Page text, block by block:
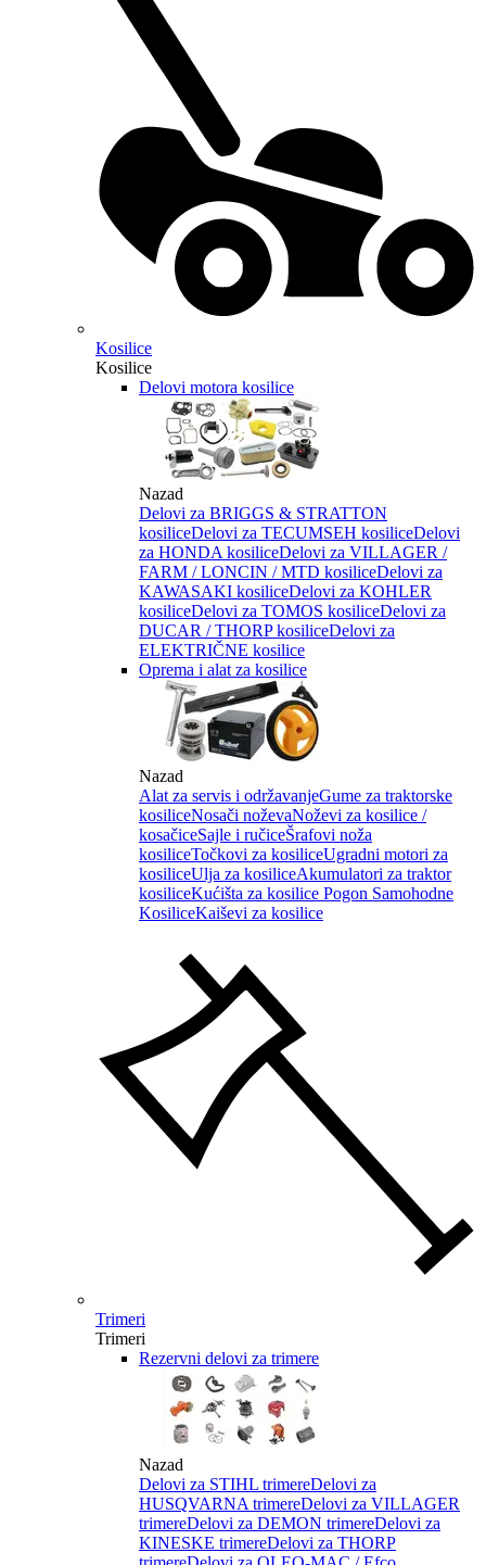
Kosilice
Kosilice
Delovi motora kosilice
Nazad
Delovi za BRIGGS & STRATTON
kosiliceDelovi za TECUMSEH kosiliceDelovi
za HONDA kosiliceDelovi za VILLAGER /
FARM / LONCIN / MTD kosiliceDelovi za
KAWASAKI kosiliceDelovi za KOHLER
kosiliceDelovi za TOMOS kosiliceDelovi za
DUCAR / THORP kosiliceDelovi za
ELEKTRIČNE kosilice
Oprema i alat za kosilice
Nazad
Alat za servis i održavanjeGume za traktorske
kosiliceNosači noževaNoževi za kosilice /
kosačiceSajle i ručiceŠrafovi noža
kosiliceTočkovi za kosiliceUgradni motori za
kosiliceUlja za kosiliceAkumulatori za traktor
kosiliceKućišta za kosilice Pogon Samohodne
KosiliceKaiševi za kosilice
Trimeri
Trimeri
Rezervni delovi za trimere
Nazad
Delovi za STIHL trimereDelovi za
HUSQVARNA trimereDelovi za VILLAGER
trimereDelovi za DEMON trimereDelovi za
KINESKE trimereDelovi za THORP